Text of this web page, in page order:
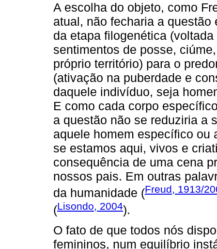
A escolha do objeto, como
atual, não fecharia a
da etapa filogenética
sentimentos de posse,
próprio território) para o
(ativação na puberdade e
daquele indivíduo, seja
E como cada corpo
a questão não se reduziria a
aquele homem específico ou
se estamos aqui, vivos e
consequência de uma cena
nossos pais. Em outras
da humanidade (Freud, 1913/
(Lisondo, 2004).
O fato de que todos nós
femininos, num equilíbrio